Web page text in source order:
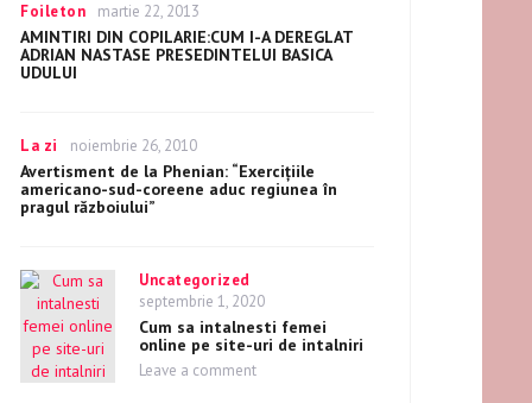
Categories
Foileton
Posted
on
martie 22, 2013
AMINTIRI DIN COPILARIE:CUM I-A DEREGLAT
ADRIAN NASTASE PRESEDINTELUI BASICA
UDULUI
Categories
La zi
Posted
on
noiembrie 26, 2010
Avertisment de la Phenian: “Exerciţiile
americano-sud-coreene aduc regiunea în
pragul războiului”
Categories
Uncategorized
Posted
on
septembrie 1, 2020
Cum sa intalnesti femei
online pe site-uri de intalniri
Leave a comment